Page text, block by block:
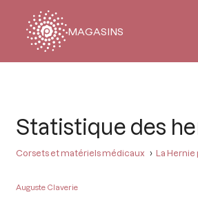
MAGASINS
Statistique des
Corsets et matériels médicaux La Hernie
Auguste Claverie